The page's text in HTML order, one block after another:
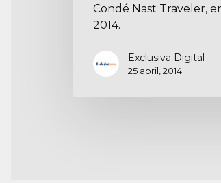
Condé Nast Traveler,
2014.
Exclusiva Digital
25 abril, 2014